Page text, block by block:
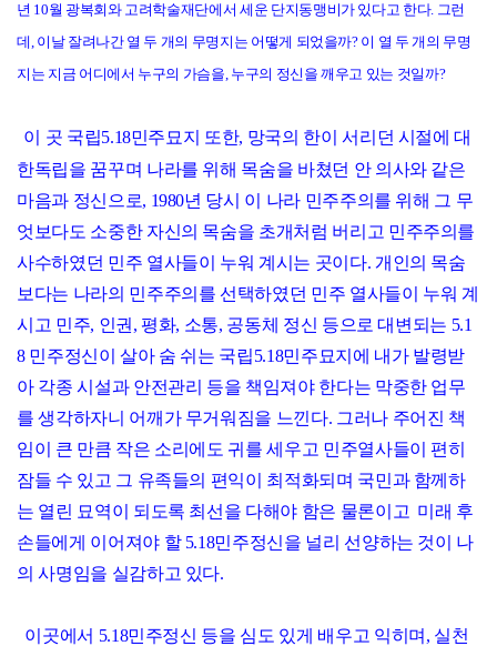
년 10월 광복회와 고려학술재단에서 세운 단지동맹비가 있다고 한다. 그런
데, 이날 잘려나간 열 두 개의 무명지는 어떻게 되었을까? 이 열 두 개의 무명
지는 지금 어디에서 누구의 가슴을, 누구의 정신을 깨우고 있는 것일까?
이 곳 국립5.18민주묘지 또한, 망국의 한이 서리던 시절에 대
한독립을 꿈꾸며 나라를 위해 목숨을 바쳤던 안 의사와 같은
마음과 정신으로, 1980년 당시 이 나라 민주주의를 위해 그 무
엇보다도 소중한 자신의 목숨을 초개처럼 버리고 민주주의를
사수하였던 민주 열사들이 누워 계시는 곳이다. 개인의 목숨
보다는 나라의 민주주의를 선택하였던 민주 열사들이 누워 계
시고 민주, 인권, 평화, 소통, 공동체 정신 등으로 대변되는 5.1
8 민주정신이 살아 숨 쉬는 국립5.18민주묘지에 내가 발령받
아 각종 시설과 안전관리 등을 책임져야 한다는 막중한 업무
를 생각하자니 어깨가 무거워짐을 느낀다. 그러나 주어진 책
임이 큰 만큼 작은 소리에도 귀를 세우고 민주열사들이 편히
잠들 수 있고 그 유족들의 편익이 최적화되며 국민과 함께하
는 열린 묘역이 되도록 최선을 다해야 함은 물론이고 미래 후
손들에게 이어져야 할 5.18민주정신을 널리 선양하는 것이 나
의 사명임을 실감하고 있다.
이곳에서 5.18민주정신 등을 심도 있게 배우고 익히며, 실천